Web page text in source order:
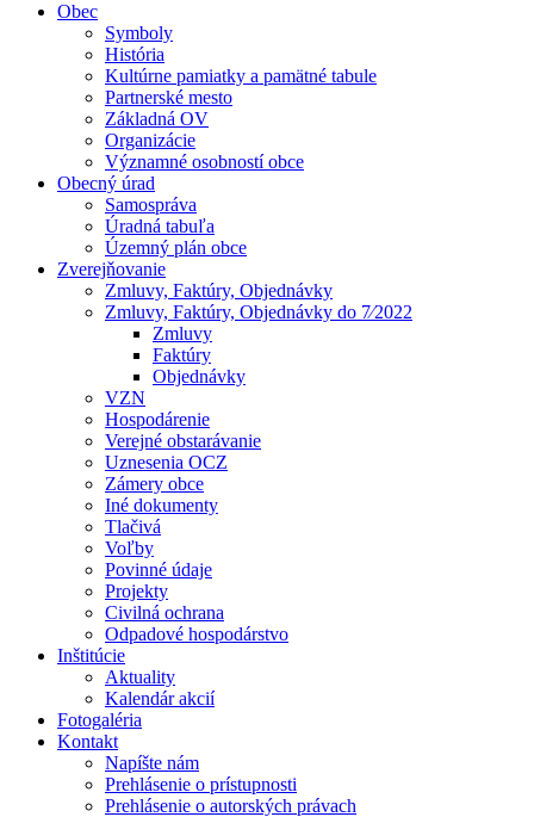
Obec
Symboly
História
Kultúrne pamiatky a pamätné tabule
Partnerské mesto
Základná OV
Organizácie
Významné osobností obce
Obecný úrad
Samospráva
Úradná tabuľa
Územný plán obce
Zverejňovanie
Zmluvy, Faktúry, Objednávky
Zmluvy, Faktúry, Objednávky do 7⁄2022
Zmluvy
Faktúry
Objednávky
VZN
Hospodárenie
Verejné obstarávanie
Uznesenia OCZ
Zámery obce
Iné dokumenty
Tlačivá
Voľby
Povinné údaje
Projekty
Civilná ochrana
Odpadové hospodárstvo
Inštitúcie
Aktuality
Kalendár akcií
Fotogaléria
Kontakt
Napíšte nám
Prehlásenie o prístupnosti
Prehlásenie o autorských právach